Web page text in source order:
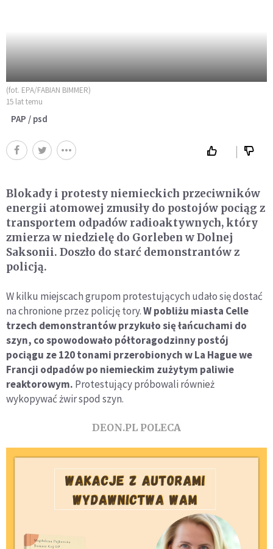
(fot. EPA/FABIAN BIMMER)
15 lat temu
PAP / psd
Blokady i protesty niemieckich przeciwników
energii atomowej zmusiły do postojów pociąg z
transportem odpadów radioaktywnych, który
zmierza w niedzielę do Gorleben w Dolnej
Saksonii. Doszło do starć demonstrantów z
policją.
W kilku miejscach grupom protestujących udało się dostać
na chronione przez policję tory.W pobliżu miasta Celle
trzech demonstrantów przykuło się łańcuchami do
szyn, co spowodowało półtoragodzinny postój
pociągu ze 120 tonami przerobionych w La Hague we
Francji odpadów po niemieckim zużytym paliwie
reaktorowym. Protestujący próbowali również
wykopywać żwir spod szyn.
DEON.PL POLECA